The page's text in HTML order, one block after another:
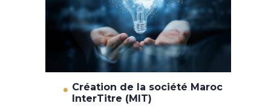
Création de la société Maroc
InterTitre (MIT)